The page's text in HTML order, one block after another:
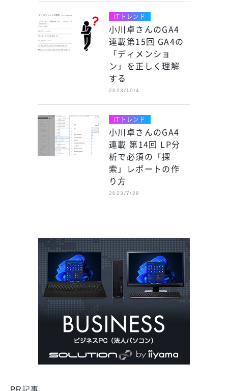
ITトレンド
小川卓さんのGA4
連載第15回 GA4の
「ディメンショ
ン」を正しく理解
する
2023/10/4
ITトレンド
小川卓さんのGA4
連載 第14回 LP分
析で必須の「探
索」レポートの作
り方
2023/7/28
PR記事